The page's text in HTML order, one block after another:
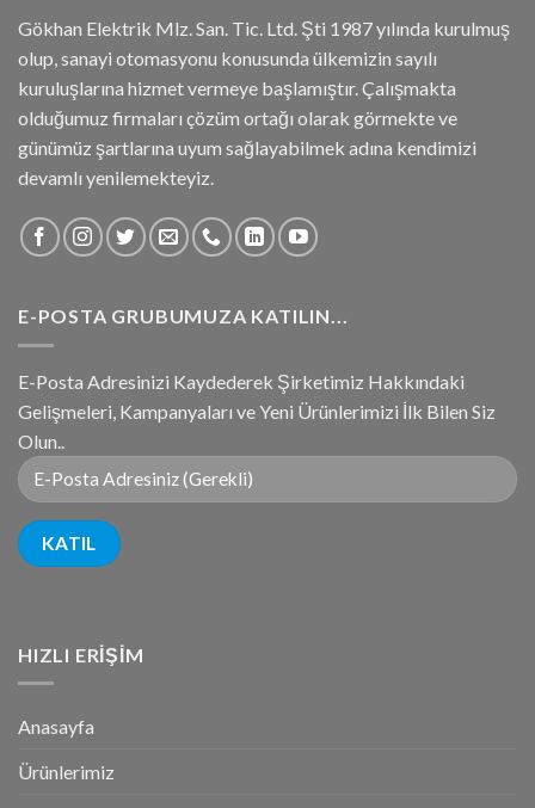
Gökhan Elektrik Mlz. San. Tic. Ltd. Şti 1987 yılında kurulmuş
olup, sanayi otomasyonu konusunda ülkemizin sayılı
kuruluşlarına hizmet vermeye başlamıştır. Çalışmakta
olduğumuz firmaları çözüm ortağı olarak görmekte ve
günümüz şartlarına uyum sağlayabilmek adına kendimizi
devamlı yenilemekteyiz.
E-POSTA GRUBUMUZA KATILIN...
E-Posta Adresinizi Kaydederek Şirketimiz Hakkındaki
Gelişmeleri, Kampanyaları ve Yeni Ürünlerimizi İlk Bilen Siz
Olun..
HIZLI ERIŞIM
Anasayfa
Ürünlerimiz